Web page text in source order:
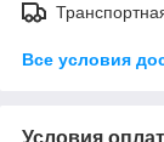
Все условия
Условия